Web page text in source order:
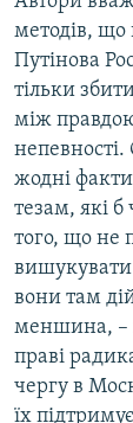
методів, що
Путінова
тільки
між
жодні
тезам, які
того, що не
вишукувати
вони там
меншина, –
праві
чергу в
їх